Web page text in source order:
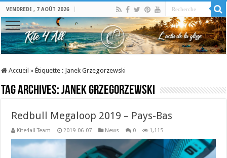
VENDREDI , 7 AOÛT 2026
Accueil » Étiquette : Janek Grzegorzewski
Tag Archives:Janek Grzegorzewski
Redbull Megaloop 2019 – Pays-Bas
Kite4all Team 2019-06-07 News 0 1,115